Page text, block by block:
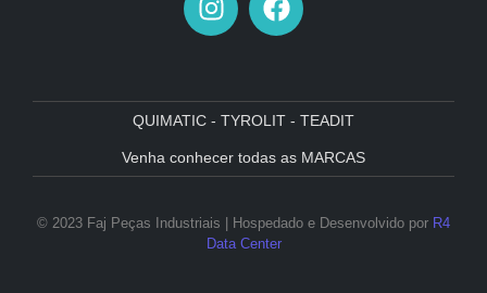
QUIMATIC - TYROLIT - TEADIT
Venha conhecer todas as MARCAS
© 2023 Faj Peças Industriais | Hospedado e Desenvolvido por R4
Data Center